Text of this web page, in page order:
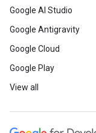
Google AI Studio
Google Antigravity
Google Cloud
Google Play
View all